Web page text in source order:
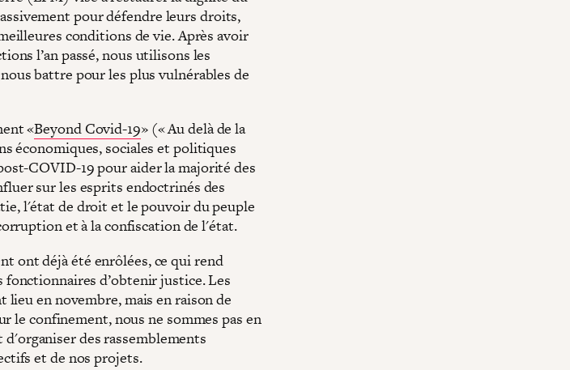
pour défendre leurs droits,
conditions de vie. Après avoir
l’an passé, nous utilisons les
battre pour les plus vulnérables de
«Beyond Covid-19» (« Au delà de la
économiques, sociales et politiques
COVID-19 pour aider la majorité des
sur les esprits endoctrinés des
l'état de droit et le pouvoir du peuple
et à la confiscation de l'état.
ont déjà été enrôlées, ce qui rend
d’obtenir justice. Les
en novembre, mais en raison de
le confinement, nous ne sommes pas en
des rassemblements
et de nos projets.